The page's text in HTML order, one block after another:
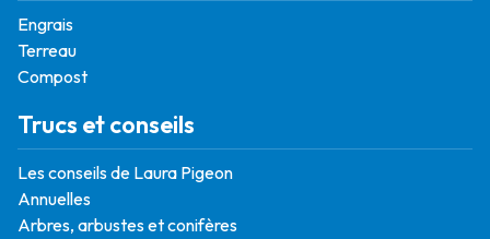
Engrais
Terreau
Compost
Trucs et conseils
Les conseils de Laura Pigeon
Annuelles
Arbres, arbustes et conifères